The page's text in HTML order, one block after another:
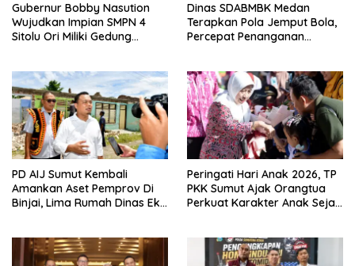
Gubernur Bobby Nasution
Wujudkan Impian SMPN 4
Sitolu Ori Miliki Gedung
Dinas SDABMBK Medan
Terapkan Pola Jemput Bola,
Percepat Penanganan
PD AIJ Sumut Kembali
Amankan Aset Pemprov Di
Binjai, Lima Rumah Dinas Eks
Peringati Hari Anak 2026, TP
PKK Sumut Ajak Orangtua
Perkuat Karakter Anak Sejak